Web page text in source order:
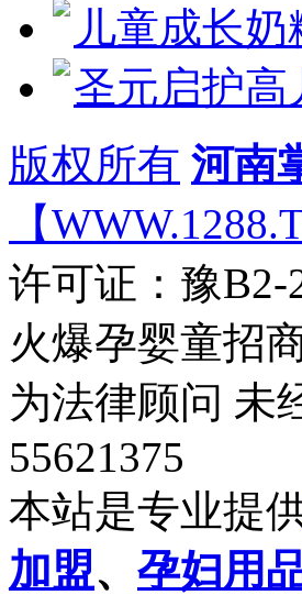
儿童成长
圣元启护高
版权所有 河南
【
许可证：豫B2-
火爆孕婴童招
为法律顾问 未
55621375
本站是专业提
加盟、 孕妇用